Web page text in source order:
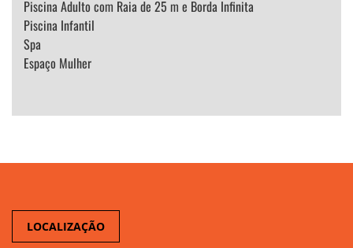
Piscina Adulto com Raia de 25 m e Borda Infinita
Piscina Infantil
Spa
Espaço Mulher
LOCALIZAÇÃO